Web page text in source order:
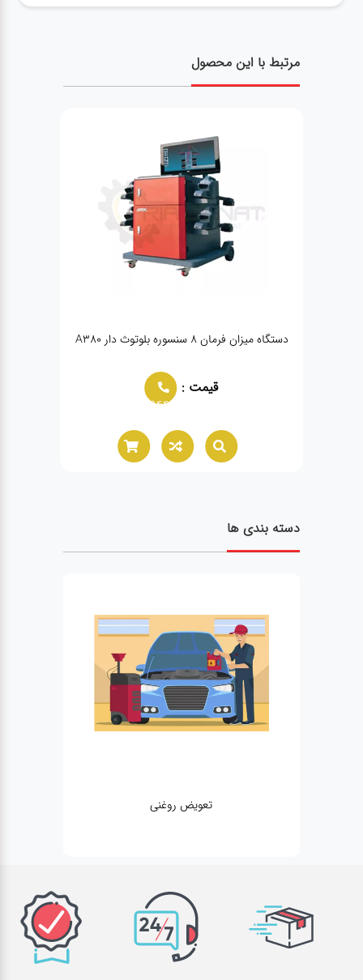
مرتبط با این محصول
دستگاه میزان فرمان ۳ بعدی WALTZ 600T
دسته بندی ها